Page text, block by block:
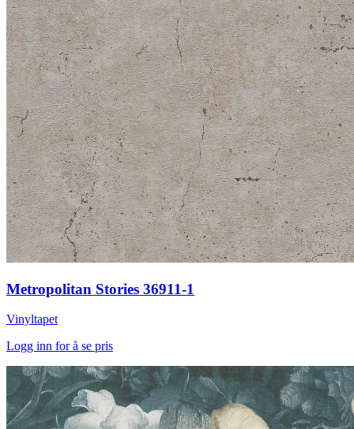
Metropolitan Stories 36911-1
Vinyltapet
Logg inn for å se pris